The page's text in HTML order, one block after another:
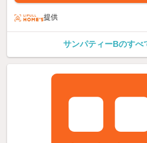
提供
サンパティーBのすべ